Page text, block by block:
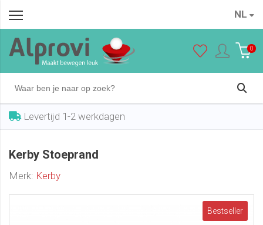
NL
0
Levertijd 1-2 werkdagen
Kerby Stoeprand
Merk: Kerby
Bestseller
€ 25,95